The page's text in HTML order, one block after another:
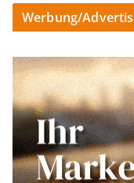
Werbung/